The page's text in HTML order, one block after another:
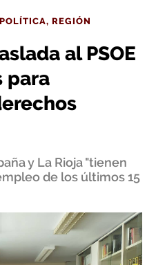
POLÍTICA, REGIÓN
al PSOE
para
y La Rioja "tienen
de los últimos 15